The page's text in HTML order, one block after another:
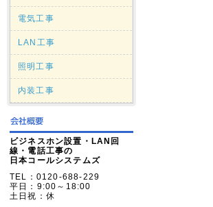
電気工事
LAN工事
照明工事
内装工事
ビジネスホン設置・LAN回
線・電話工事の
日本コールシステムズ
TEL：0120-688-229
平日：9:00～18:00
土日祝：休